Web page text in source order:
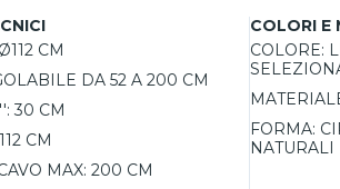
di scegliere il tipo di luce
CM
DA 52 A 200 CM
30 CM
CM
MAX: 200 CM
COLORI E
COLORE:
FORMA:
NATURALI